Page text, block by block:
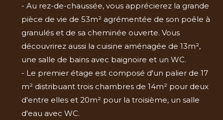
- Au rez-de-chaussée, vous apprécierez la grande
pièce de vie de 53m² agrémentée de son poêle à
granulés et de sa cheminée ouverte. Vous
découvrirez aussi la cuisine aménagée de 13m²,
une salle de bains avec baignoire et un WC.
- Le premier étage est composé d'un palier de 17
m² distribuant trois chambres de 14m² pour deux
d'entre elles et 20m² pour la troisième, un salle
d'eau avec WC.